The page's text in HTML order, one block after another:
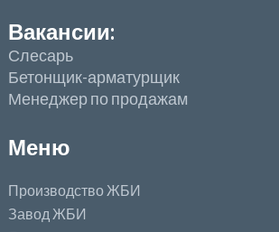
Вакансии:
Слесарь
Бетонщик-арматурщик
Менеджер по продажам
Меню
Производство ЖБИ
Завод ЖБИ